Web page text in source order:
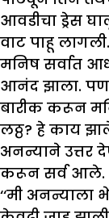
आवडीचा ड्रेस
वाट पाहू लागली.
मनिष सर्वात
आनंद झाला. पण
बारीक करून
लठ्ठ? हे काय
अनन्याने उत्तर
करून सर्व आले.
‘‘मी